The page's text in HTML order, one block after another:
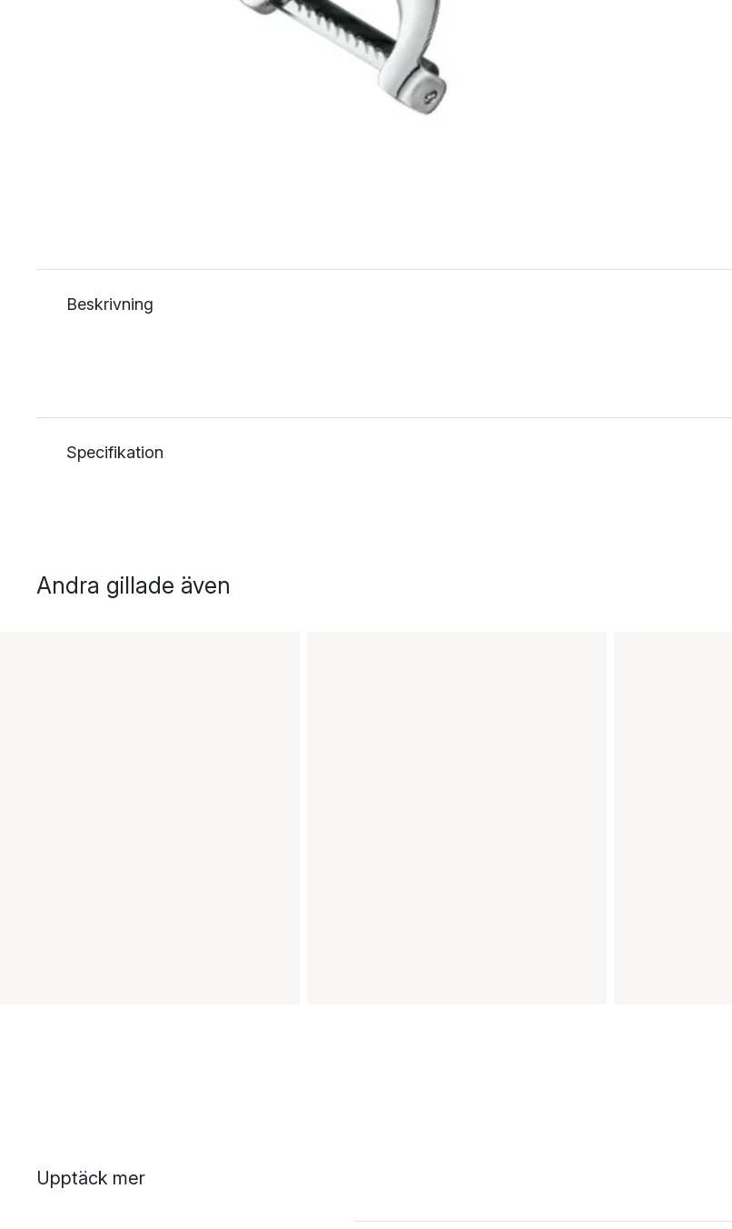
Beskrivning
Specifikation
Andra gillade även
Upptäck mer